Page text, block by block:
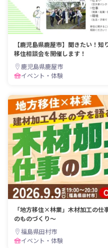
【鹿児島県鹿屋市】聞きたい！
移住相談会を開催します！
鹿児島県鹿屋市
イベント・体験
「地方移住×林業」木材加工の仕事リアル 〜未経験から
のものづくり〜
福島県田村市
イベント・体験